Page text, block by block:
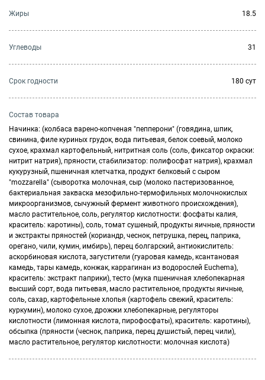
Жиры 18.5
Углеводы 31
Cрок годности 180 сут
Состав товара
Начинка: (колбаса варено-копченая "пепперони" (говядина, шпик,
свинина, филе куриных грудок, вода питьевая, белок соевый, молоко
сухое, крахмал картофельный, нитритная соль (соль, фиксатор окраски:
нитрит натрия), пряности, стабилизатор: полифосфат натрия), крахмал
кукурузный, пшеничная клетчатка, продукт белковый с сыром
"mozzarella" (сыворотка молочная, сыр (молоко пастеризованное,
бактериальная закваска мезофильно-термофильных молочнокислых
микроорганизмов, сычужный фермент животного происхождения),
масло растительное, соль, регулятор кислотности: фосфаты калия,
краситель: каротины), соль, томат сушеный, продукты яичные, пряности
и экстракты пряностей (кориандр, чеснок, петрушка, перец, паприка,
орегано, чили, кумин, имбирь), перец болгарский, антиокислитель:
аскорбиновая кислота, загустители (гуаровая камедь, ксантановая
камедь, тары камедь, конжак, каррагинан из водорослей Euchema),
краситель: экстракт паприки), тесто (мука пшеничная хлебопекарная
высший сорт, вода питьевая, масло растительное, продукты яичные,
соль, сахар, картофельные хлопья (картофель свежий, краситель:
куркумин), молоко сухое, дрожжи хлебопекарные, регуляторы
кислотности (лимонная кислота, пирофосфаты), краситель: каротины),
обсыпка (пряности (чеснок, паприка, перец душистый, перец чили),
масло растительное, регулятор кислотности: молочная кислота)